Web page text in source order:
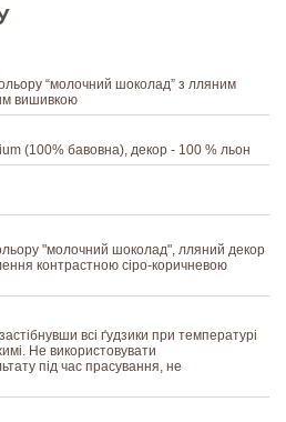
“молочний шоколад” з лляним
вишивкою
(100% бавовна), декор - 100 % льон
"молочний шоколад", лляний декор
контрастною сіро-коричневою
всі ґудзики при температурі
Не використовувати
під час прасування, не